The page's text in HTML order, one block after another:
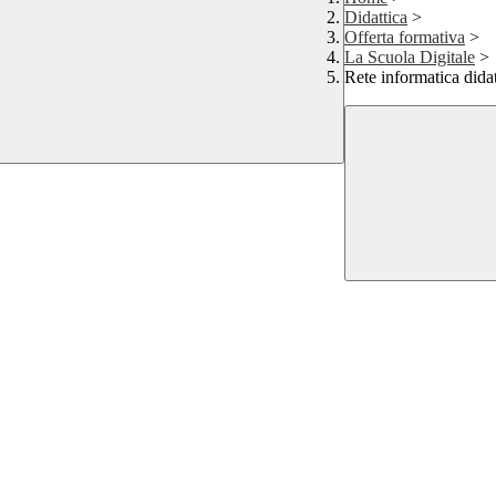
Didattica >
Offerta formativa >
La Scuola Digitale >
Rete informatica